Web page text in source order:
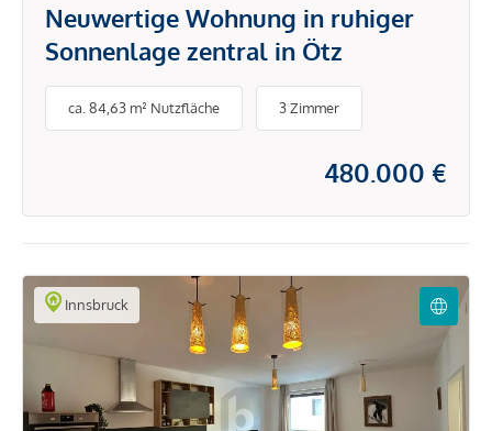
Neuwertige Wohnung in ruhiger
Sonnenlage zentral in Ötz
ca. 84,63 m² Nutzfläche 3 Zimmer
480.000 €
Innsbruck